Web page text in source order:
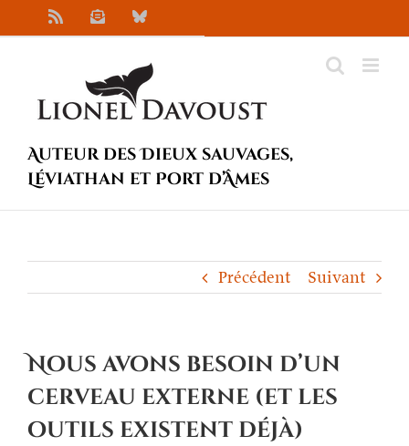
au
NewsletterBluesky
Auteur des Dieux sauvages,
Léviathan et Port d’Âmes
Précédent Suivant
Nous avons besoin d’un
cerveau externe (et les
outils existent déjà)